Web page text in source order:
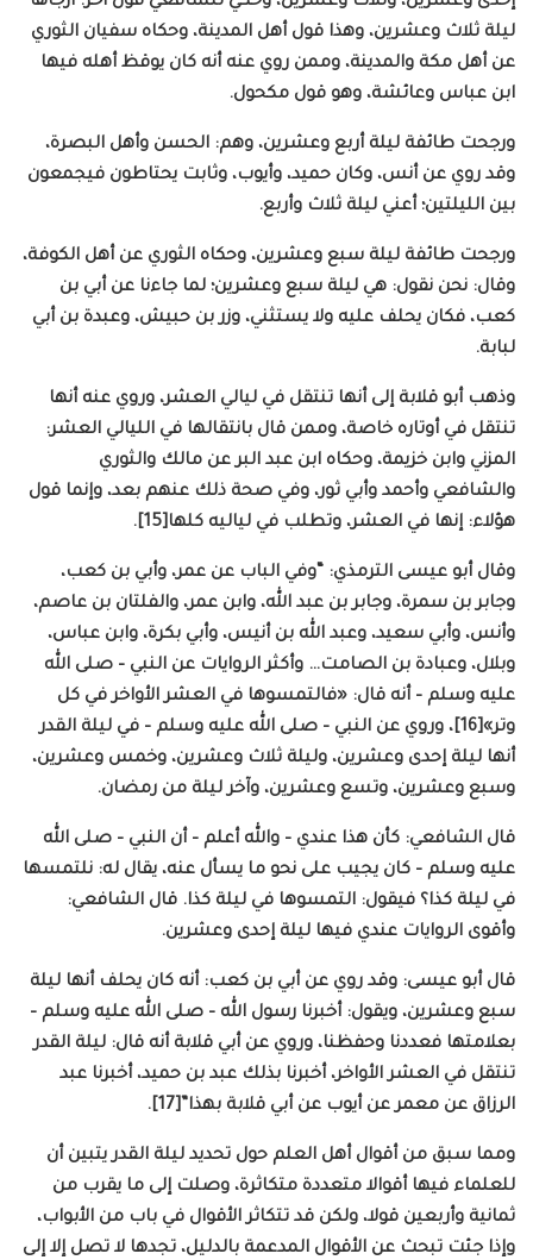
ليلة ثلاث وعشرين، وهذا قول أهل المدينة، وحكاه سفيان الثوري
عن أهل مكة والمدينة، وممن روي عنه أنه كان يوقظ أهله فيها
ابن عباس وعائشة، وهو قول مكحول.
ورجحت طائفة ليلة أربع وعشرين، وهم: الحسن وأهل البصرة،
وقد روي عن أنس، وكان حميد، وأيوب، وثابت يحتاطون فيجمعون
بين الليلتين؛ أعني ليلة ثلاث وأربع.
ورجحت طائفة ليلة سبع وعشرين، وحكاه الثوري عن أهل الكوفة،
وقال: نحن نقول: هي ليلة سبع وعشرين؛ لما جاءنا عن أبي بن
كعب، فكان يحلف عليه ولا يستثني، وزر بن حبيش، وعبدة بن أبي
لبابة.
وذهب أبو قلابة إلى أنها تنتقل في ليالي العشر، وروي عنه أنها
تنتقل في أوتاره خاصة، وممن قال بانتقالها في الليالي العشر:
المزني وابن خزيمة، وحكاه ابن عبد البر عن مالك والثوري
والشافعي وأحمد وأبي ثور، وفي صحة ذلك عنهم بعد، وإنما قول
هؤلاء: إنها في العشر، وتطلب في لياليه كلها[15].
وقال أبو عيسى الترمذي: “وفي الباب عن عمر، وأبي بن كعب،
وجابر بن سمرة، وجابر بن عبد الله، وابن عمر، والفلتان بن عاصم،
وأنس، وأبي سعيد، وعبد الله بن أنيس، وأبي بكرة، وابن عباس،
وبلال، وعبادة بن الصامت… وأكثر الروايات عن النبي – صلى الله
عليه وسلم – أنه قال: «فالتمسوها في العشر الأواخر في كل
وتر»[16]، وروي عن النبي – صلى الله عليه وسلم – في ليلة القدر
أنها ليلة إحدى وعشرين، وليلة ثلاث وعشرين، وخمس وعشرين،
وسبع وعشرين، وتسع وعشرين، وآخر ليلة من رمضان.
قال الشافعي: كأن هذا عندي – والله أعلم – أن النبي – صلى الله
عليه وسلم – كان يجيب على نحو ما يسأل عنه، يقال له: نلتمسها
في ليلة كذا؟ فيقول: التمسوها في ليلة كذا. قال الشافعي:
وأقوى الروايات عندي فيها ليلة إحدى وعشرين.
قال أبو عيسى: وقد روي عن أبي بن كعب: أنه كان يحلف أنها ليلة
سبع وعشرين، ويقول: أخبرنا رسول الله – صلى الله عليه وسلم –
بعلامتها فعددنا وحفظنا، وروي عن أبي قلابة أنه قال: ليلة القدر
تنتقل في العشر الأواخر، أخبرنا بذلك عبد بن حميد، أخبرنا عبد
الرزاق عن معمر عن أيوب عن أبي قلابة بهذا”[17].
ومما سبق من أقوال أهل العلم حول تحديد ليلة القدر يتبين أن
للعلماء فيها أقوالا متعددة متكاثرة، وصلت إلى ما يقرب من
ثمانية وأربعين قولا، ولكن قد تتكاثر الأقوال في باب من الأبواب،
وإذا جئت تبحث عن الأقوال المدعمة بالدليل، تجدها لا تصل إلا إلى